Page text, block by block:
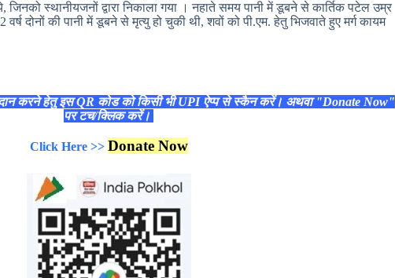
जिनको स्थानीयजनों द्वारा निकाला गया । नहाते समय पानी में डूबने से कार्तिक पटेल उम्र
वर्ष दोनों की पानी में डूबने से मृत्यु हो चुकी थी, शवों को पी.एम. हेतु भिजवाते हुए मर्ग कायम
करने हेतु इस QR कोड को किसी भी UPI ऐप्प से स्कैन करें। अथवा "Donate Now"
पर टच/क्लिक करें।
Click Here >> Donate Now